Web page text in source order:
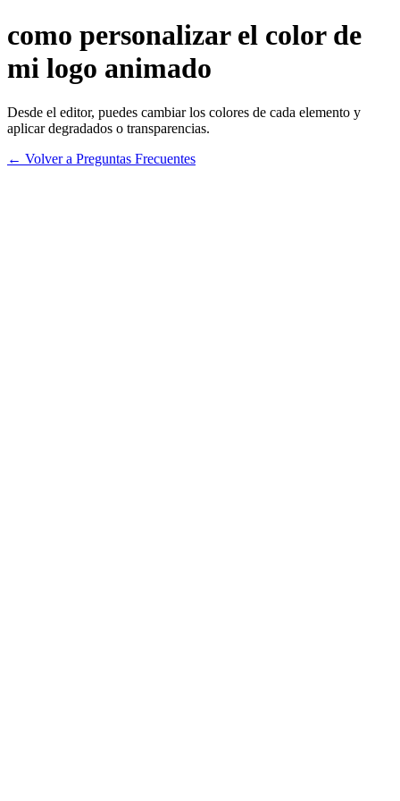
como personalizar el color de
mi logo animado
Desde el editor, puedes cambiar los colores de cada elemento y
aplicar degradados o transparencias.
← Volver a Preguntas Frecuentes